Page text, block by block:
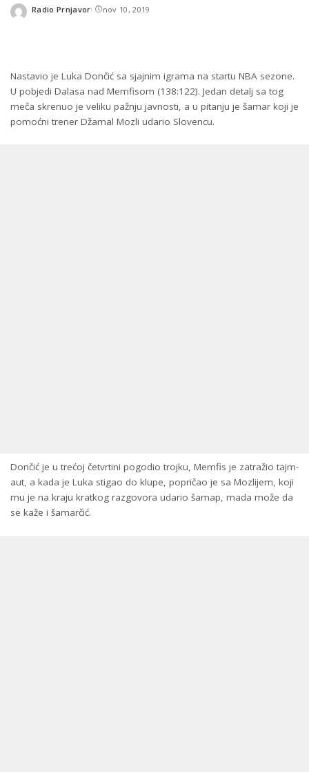
Posted
Radio Prnjavor nov 10, 2019
Nastavio je Luka Dončić sa sjajnim igrama na startu NBA sezone.
U pobjedi Dalasa nad Memfisom (138:122). Jedan detalj sa tog
meča skrenuo je veliku pažnju javnosti, a u pitanju je šamar koji je
pomoćni trener Džamal Mozli udario Slovencu.
Dončić je u trećoj četvrtini pogodio trojku, Memfis je zatražio tajm-
aut, a kada je Luka stigao do klupe, popričao je sa Mozlijem, koji
mu je na kraju kratkog razgovora udario šamap, mada može da
se kaže i šamarčić.